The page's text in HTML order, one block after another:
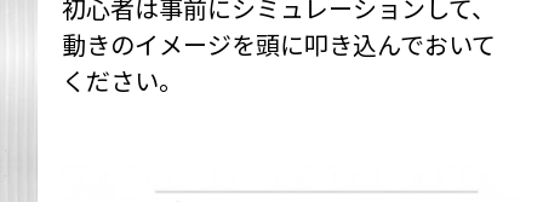
初心者は事前にシミュレーションして、
動きのイメージを頭に叩き込んでおいて
ください。